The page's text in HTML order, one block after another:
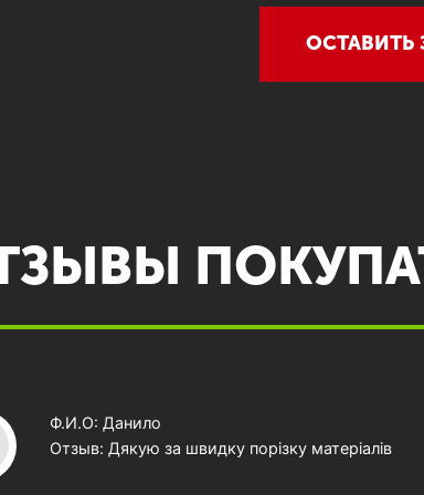
ОСТАВИТЬ
Ф.И.О: Данило
Отзыв: Дякую за швидку порізку матеріалів